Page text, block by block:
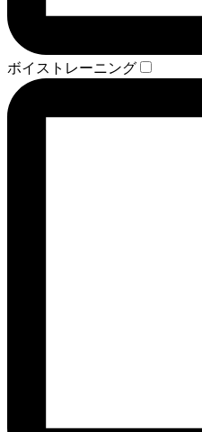
ボイストレーニング